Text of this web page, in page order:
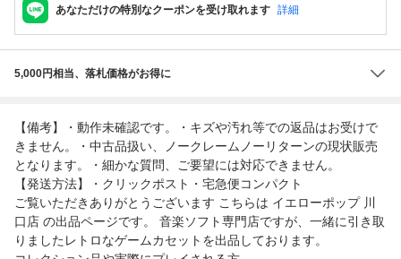
あなただけの特別なクーポンを受け取れます 詳細
5,000円相当、落札価格がお得に
【備考】・動作未確認です。・キズや汚れ等での返品はお受けで
きません。・中古品扱い、ノークレームノーリターンの現状販売
となります。・細かな質問、ご要望には対応できません。
【発送方法】・クリックポスト・宅急便コンパクト
ご覧いただきありがとうございます こちらは イエローポップ 川
口店 の出品ページです。 音楽ソフト専門店ですが、一緒に引き取
りましたレトロなゲームカセットを出品しております。